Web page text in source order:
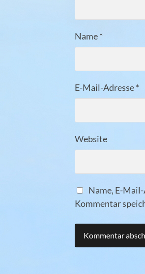
Name*
E-Mail-Adresse*
Website
Name, E-
Kommentar